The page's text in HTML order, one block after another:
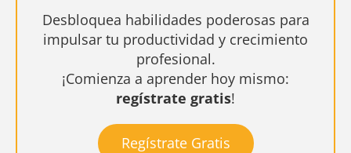
Desbloquea habilidades poderosas para
impulsar tu productividad y crecimiento
profesional.
¡Comienza a aprender hoy mismo:
regístrate gratis!
Regístrate Gratis